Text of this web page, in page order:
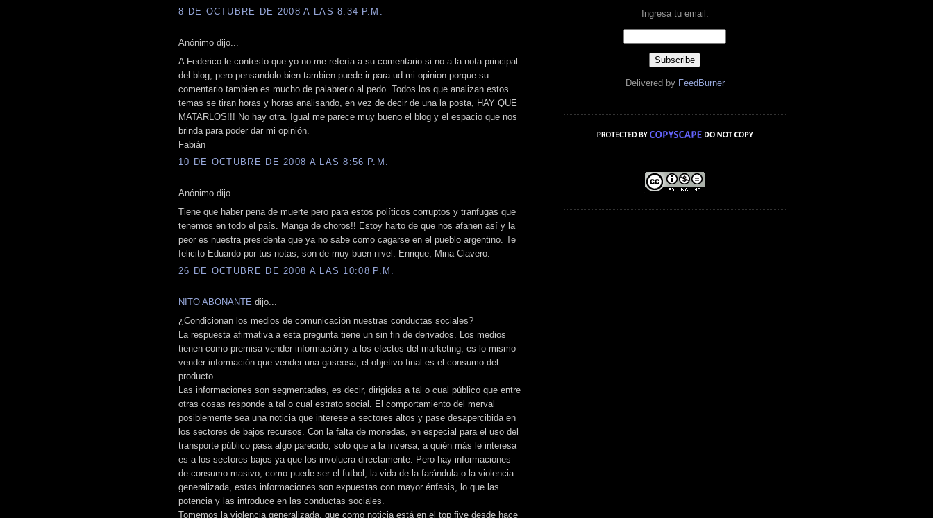
8 DE OCTUBRE DE 2008 A LAS 8:34 P.M.
Anónimo dijo...
A Federico le contesto que yo no me refería a su comentario si no a la nota principal
del blog, pero pensandolo bien tambien puede ir para ud mi opinion porque su
comentario tambien es mucho de palabrerio al pedo. Todos los que analizan estos
temas se tiran horas y horas analisando, en vez de decir de una la posta, HAY QUE
MATARLOS!!! No hay otra. Igual me parece muy bueno el blog y el espacio que nos
brinda para poder dar mi opinión.
Fabián
10 DE OCTUBRE DE 2008 A LAS 8:56 P.M.
Anónimo dijo...
Tiene que haber pena de muerte pero para estos políticos corruptos y tranfugas que
tenemos en todo el país. Manga de choros!! Estoy harto de que nos afanen así y la
peor es nuestra presidenta que ya no sabe como cagarse en el pueblo argentino. Te
felicito Eduardo por tus notas, son de muy buen nivel. Enrique, Mina Clavero.
26 DE OCTUBRE DE 2008 A LAS 10:08 P.M.
NITO ABONANTE dijo...
¿Condicionan los medios de comunicación nuestras conductas sociales?
La respuesta afirmativa a esta pregunta tiene un sin fin de derivados. Los medios
tienen como premisa vender información y a los efectos del marketing, es lo mismo
vender información que vender una gaseosa, el objetivo final es el consumo del
producto.
Las informaciones son segmentadas, es decir, dirigidas a tal o cual público que entre
otras cosas responde a tal o cual estrato social. El comportamiento del merval
posiblemente sea una noticia que interese a sectores altos y pase desapercibida en
los sectores de bajos recursos. Con la falta de monedas, en especial para el uso del
transporte público pasa algo parecido, solo que a la inversa, a quién más le interesa
es a los sectores bajos ya que los involucra directamente. Pero hay informaciones
de consumo masivo, como puede ser el futbol, la vida de la farándula o la violencia
generalizada, estas informaciones son expuestas con mayor énfasis, lo que las
potencia y las introduce en las conductas sociales.
Tomemos la violencia generalizada, que como noticia está en el top five desde hace
Ingresa tu email:
Delivered by FeedBurner